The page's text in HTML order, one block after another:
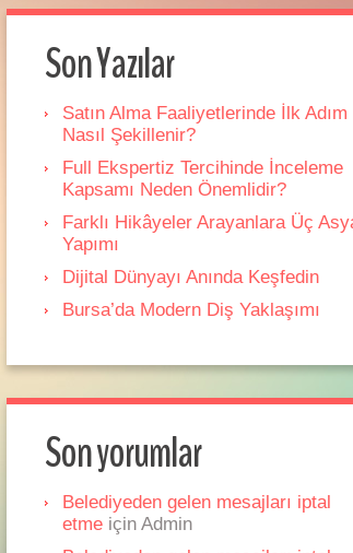
Son Yazılar
Satın Alma Faaliyetlerinde İlk Adım
Nasıl Şekillenir?
Full Ekspertiz Tercihinde İnceleme
Kapsamı Neden Önemlidir?
Farklı Hikâyeler Arayanlara Üç
Yapımı
Dijital Dünyayı Anında Keşfedin
Bursa’da Modern Diş Yaklaşımı
Son yorumlar
Belediyeden gelen mesajları iptal
etme için Admin